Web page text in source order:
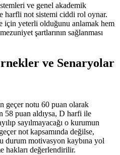
ve genel akademik
harfli not sistemi ciddi rol oynar.
için yeterli olduğunu anlamak hem
şartlarının sağlanması
ve Senaryolar
geçer notu 60 puan olarak
58 puan aldıysa, D harfi ile
sayılmayacağı o kurumun
not kapsamında değilse,
durum motivasyon kaybına yol
hakları değerlendirilir.